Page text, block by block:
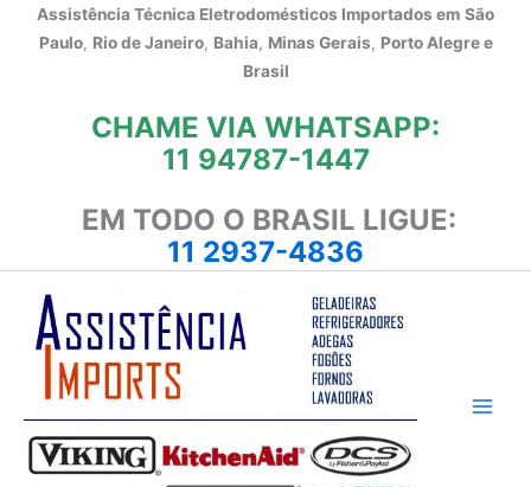
Assistência Técnica Eletrodomésticos Importados em São
Paulo, Rio de Janeiro, Bahia, Minas Gerais, Porto Alegre e
Brasil
CHAME VIA WHATSAPP:
11 94787-1447
EM TODO O BRASIL LIGUE:
11 2937-4836